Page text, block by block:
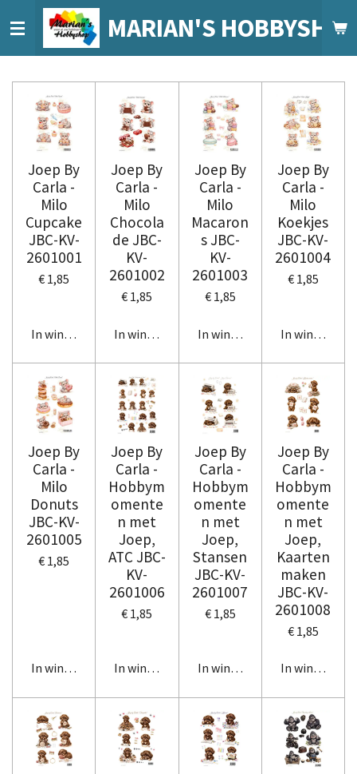
direct
naar
hoofdinhoud
MARIAN'S
Joep By
Carla -
Milo
Cupcake
JBC-KV-
2601001
€ 1,85
In winkelwagen
Joep By
Carla -
Milo
Chocola
de JBC-
KV-
2601002
€ 1,85
In winkelwagen
Joep By
Carla -
Milo
Macaron
s JBC-
KV-
2601003
€ 1,85
In winkelwagen
Joep By
Carla -
Milo
Koekjes
JBC-KV-
2601004
€ 1,85
In
Joep By
Carla -
Milo
Donuts
JBC-KV-
2601005
€ 1,85
In winkelwagen
Joep By
Carla -
Hobbym
omente
n met
Joep,
ATC JBC-
KV-
2601006
€ 1,85
In winkelwagen
Joep By
Carla -
Hobbym
omente
n met
Joep,
Stansen
JBC-KV-
2601007
€ 1,85
In winkelwagen
Joep By
Carla -
Hobbym
omente
n met
Joep,
Kaarten
maken
JBC-KV-
2601008
€ 1,85
In